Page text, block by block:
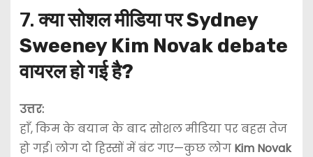
7.क्या सोशल मीडिया पर Sydney
Sweeney Kim Novak debate
वायरल हो गई है?
उत्तर:
हाँ, किम के बयान के बाद सोशल मीडिया पर बहस तेज
हो गई। लोग दो हिस्सों में बंट गए—कुछ लोग Kim Novak